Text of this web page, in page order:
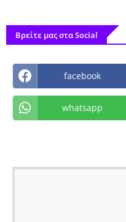
Βρείτε μας στα Social
facebook
whatsapp